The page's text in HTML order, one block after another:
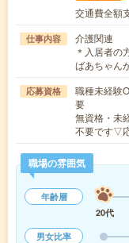
交通費全額
仕事内容
介護関連
＊入居者の
ばあちゃん
応募資格
職種未経験
要
無資格・未
不要です▽
職場の雰囲気
年齢層
20代
男女比率